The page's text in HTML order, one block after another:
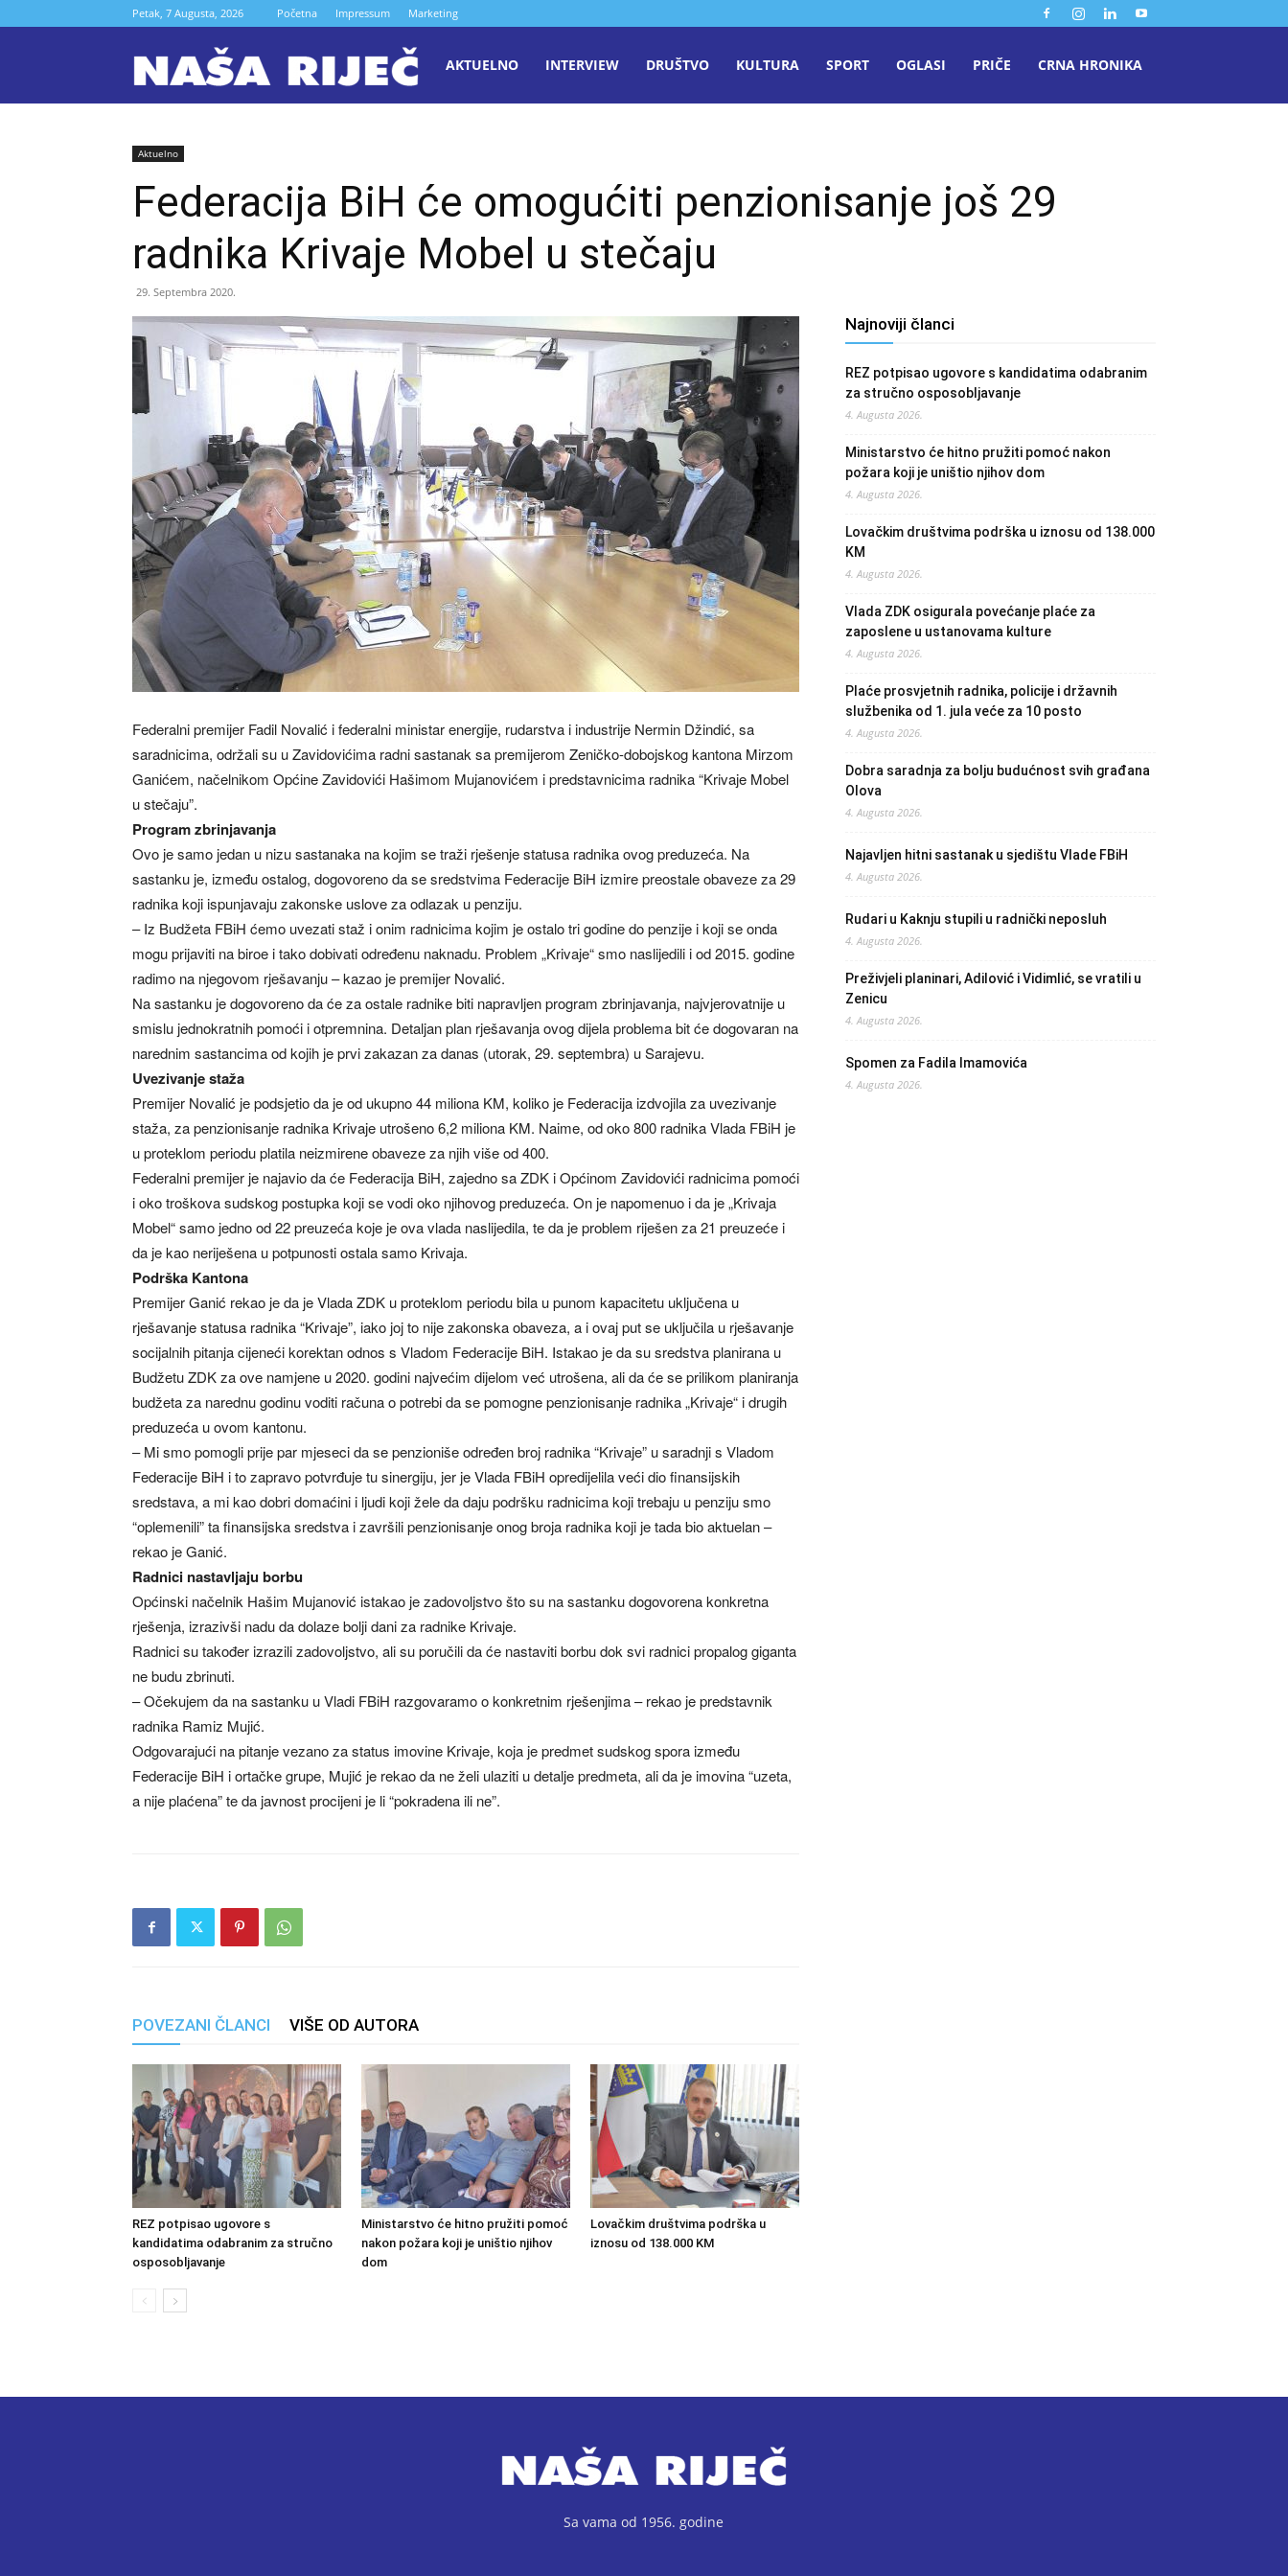
Petak, 7 Augusta, 2026 Početna Impressum Marketing
Naša
Zenica
AKTUELNO INTERVIEW DRUŠTVO KULTURA SPORT OGLASI PRIČE CRNA HRONIKA
Aktuelno
Federacija BiH će omogućiti penzionisanje još 29
radnika Krivaje Mobel u stečaju
29. Septembra 2020.
Federalni premijer Fadil Novalić i federalni ministar energije, rudarstva i industrije Nermin Džindić, sa
saradnicima, održali su u Zavidovićima radni sastanak sa premijerom Zeničko-dobojskog kantona Mirzom
Ganićem, načelnikom Općine Zavidovići Hašimom Mujanovićem i predstavnicima radnika “Krivaje Mobel
u stečaju”.
Program zbrinjavanja
Ovo je samo jedan u nizu sastanaka na kojim se traži rješenje statusa radnika ovog preduzeća. Na
sastanku je, između ostalog, dogovoreno da se sredstvima Federacije BiH izmire preostale obaveze za 29
radnika koji ispunjavaju zakonske uslove za odlazak u penziju.
– Iz Budžeta FBiH ćemo uvezati staž i onim radnicima kojim je ostalo tri godine do penzije i koji se onda
mogu prijaviti na biroe i tako dobivati određenu naknadu. Problem „Krivaje“ smo naslijedili i od 2015. godine
radimo na njegovom rješavanju – kazao je premijer Novalić.
Na sastanku je dogovoreno da će za ostale radnike biti napravljen program zbrinjavanja, najvjerovatnije u
smislu jednokratnih pomoći i otpremnina. Detaljan plan rješavanja ovog dijela problema bit će dogovaran na
narednim sastancima od kojih je prvi zakazan za danas (utorak, 29. septembra) u Sarajevu.
Uvezivanje staža
Premijer Novalić je podsjetio da je od ukupno 44 miliona KM, koliko je Federacija izdvojila za uvezivanje
staža, za penzionisanje radnika Krivaje utrošeno 6,2 miliona KM. Naime, od oko 800 radnika Vlada FBiH je
u proteklom periodu platila neizmirene obaveze za njih više od 400.
Federalni premijer je najavio da će Federacija BiH, zajedno sa ZDK i Općinom Zavidovići radnicima pomoći
i oko troškova sudskog postupka koji se vodi oko njihovog preduzeća. On je napomenuo i da je „Krivaja
Mobel“ samo jedno od 22 preuzeća koje je ova vlada naslijedila, te da je problem riješen za 21 preuzeće i
da je kao neriješena u potpunosti ostala samo Krivaja.
Podrška Kantona
Premijer Ganić rekao je da je Vlada ZDK u proteklom periodu bila u punom kapacitetu uključena u
rješavanje statusa radnika “Krivaje”, iako joj to nije zakonska obaveza, a i ovaj put se uključila u rješavanje
socijalnih pitanja cijeneći korektan odnos s Vladom Federacije BiH. Istakao je da su sredstva planirana u
Budžetu ZDK za ove namjene u 2020. godini najvećim dijelom već utrošena, ali da će se prilikom planiranja
budžeta za narednu godinu voditi računa o potrebi da se pomogne penzionisanje radnika „Krivaje“ i drugih
preduzeća u ovom kantonu.
– Mi smo pomogli prije par mjeseci da se penzioniše određen broj radnika “Krivaje” u saradnji s Vladom
Federacije BiH i to zapravo potvrđuje tu sinergiju, jer je Vlada FBiH opredijelila veći dio finansijskih
sredstava, a mi kao dobri domaćini i ljudi koji žele da daju podršku radnicima koji trebaju u penziju smo
“oplemenili” ta finansijska sredstva i završili penzionisanje onog broja radnika koji je tada bio aktuelan –
rekao je Ganić.
Radnici nastavljaju borbu
Općinski načelnik Hašim Mujanović istakao je zadovoljstvo što su na sastanku dogovorena konkretna
rješenja, izrazivši nadu da dolaze bolji dani za radnike Krivaje.
Radnici su također izrazili zadovoljstvo, ali su poručili da će nastaviti borbu dok svi radnici propalog giganta
ne budu zbrinuti.
– Očekujem da na sastanku u Vladi FBiH razgovaramo o konkretnim rješenjima – rekao je predstavnik
radnika Ramiz Mujić.
Odgovarajući na pitanje vezano za status imovine Krivaje, koja je predmet sudskog spora između
Federacije BiH i ortačke grupe, Mujić je rekao da ne želi ulaziti u detalje predmeta, ali da je imovina “uzeta,
a nije plaćena” te da javnost procijeni je li “pokradena ili ne”.
POVEZANI ČLANCI VIŠE OD AUTORA
REZ potpisao ugovore s
kandidatima odabranim za stručno
osposobljavanje
Ministarstvo će hitno pružiti pomoć
nakon požara koji je uništio njihov
dom
Lovačkim društvima podrška u
iznosu od 138.000 KM
Najnoviji članci
REZ potpisao ugovore s kandidatima odabranim
za stručno osposobljavanje
4. Augusta 2026.
Ministarstvo će hitno pružiti pomoć nakon
požara koji je uništio njihov dom
4. Augusta 2026.
Lovačkim društvima podrška u iznosu od 138.000
KM
4. Augusta 2026.
Vlada ZDK osigurala povećanje plaće za
zaposlene u ustanovama kulture
4. Augusta 2026.
Plaće prosvjetnih radnika, policije i državnih
službenika od 1. jula veće za 10 posto
4. Augusta 2026.
Dobra saradnja za bolju budućnost svih građana
Olova
4. Augusta 2026.
Najavljen hitni sastanak u sjedištu Vlade FBiH
4. Augusta 2026.
Rudari u Kaknju stupili u radnički neposluh
4. Augusta 2026.
Preživjeli planinari, Adilović i Vidimlić, se vratili u
Zenicu
4. Augusta 2026.
Spomen za Fadila Imamovića
4. Augusta 2026.
Sa vama od 1956. godine